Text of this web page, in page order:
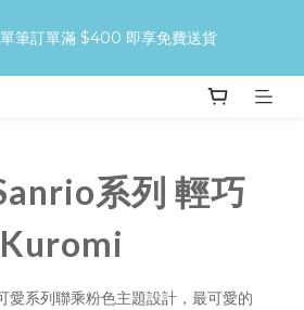
靚更快！
，即享30%！先護後型，零傷害變
系列 輕巧
系列聯乘粉色主題設計，最可愛的